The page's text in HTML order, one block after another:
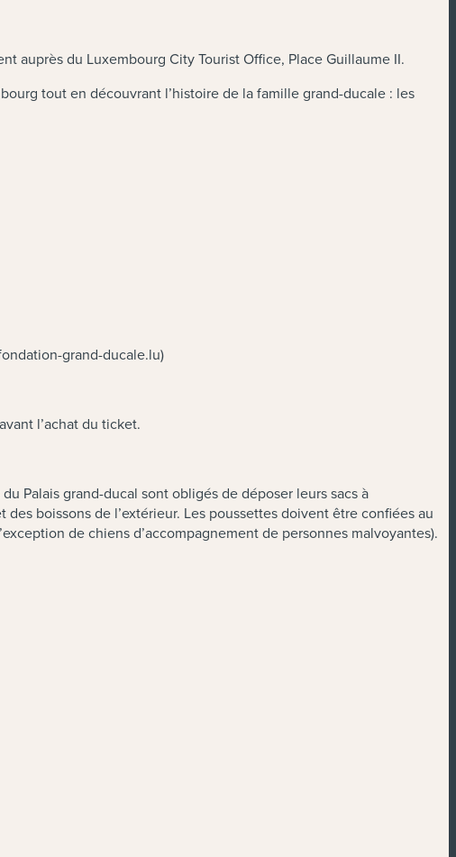
auprès du Luxembourg City Tourist Office, Place Guillaume II.
tout en découvrant l’histoire de la famille grand-ducale : les
grand-ducale.lu)
l’achat du ticket.
Palais grand-ducal sont obligés de déposer leurs sacs à
boissons de l’extérieur. Les poussettes doivent être confiées au
de chiens d’accompagnement de personnes malvoyantes).